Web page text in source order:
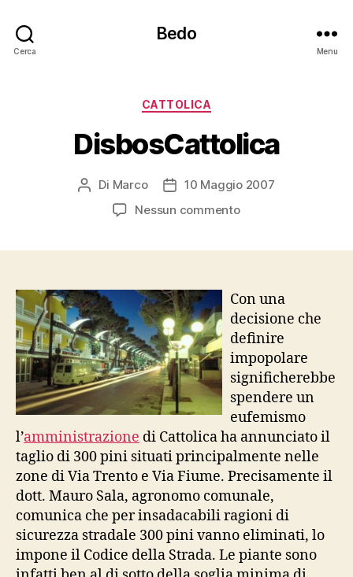
Cerca
Bedo
Menu
Categorie
CATTOLICA
DisbosCattolica
Autore
articolo
Di Marco
Data10 Maggio 2007
Nessun commentosu
Con una
decisione che
definire
impopolare
significherebbe
spendere un
eufemismo
l’amministrazione di Cattolica ha annunciato il
taglio di 300 pini situati principalmente nelle
zone di Via Trento e Via Fiume. Precisamente il
dott. Mauro Sala, agronomo comunale,
comunica che per insadacabili ragioni di
sicurezza stradale 300 pini vanno eliminati, lo
impone il Codice della Strada. Le piante sono